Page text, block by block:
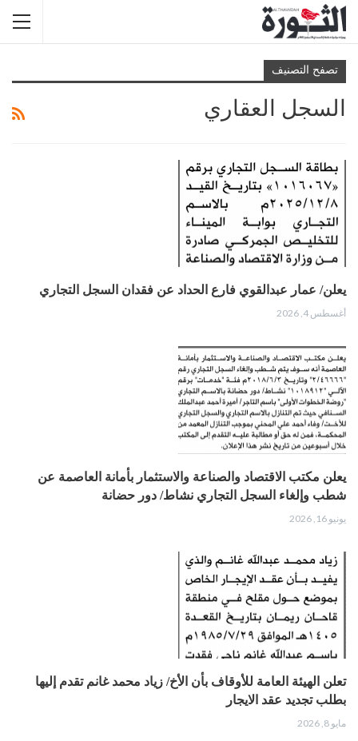
تصفح التصنيف
السجل العقاري
يعلن/ عمار عبدالقوي فارع الحداد عن فقدان السجل التجاري
أغسطس 4, 2026
يعلن مكتب الاقتصاد والصناعة والاستثمار بأمانة العاصمة عن
شطب وإلغاء السجل التجاري نشاط/ دور حضانة
يونيو 16, 2026
تعلن الهيئة العامة للأوقاف بأن الأخ/ زياد محمد غانم تقدم إليها
بطلب تجديد عقد الايجار
مايو 8, 2026